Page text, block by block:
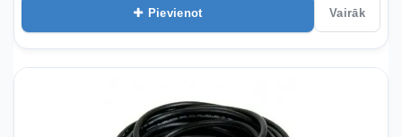
Pievienot Vairāk